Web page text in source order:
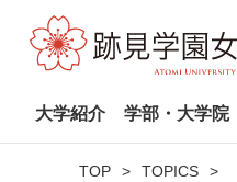
大学紹介 学部・大学院
TOP TOPICS